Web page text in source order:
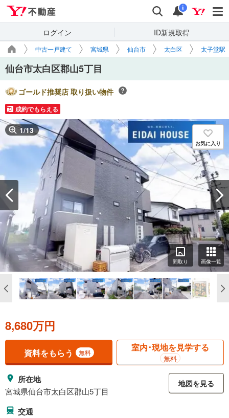
検索 通知
i
ログイン ID新規取得
中古一戸建て 宮城県 仙台市 太白区 太子堂駅
仙台市太白区郡山5丁目
ゴールド推奨店 取り扱い物件
成約でもらえる
1/13
お気に入り
間取り 画像一覧
8,680万円
資料をもらう 無料 室内･現地を見学する
無料
所在地
宮城県仙台市太白区郡山5丁目
地図を見る
交通